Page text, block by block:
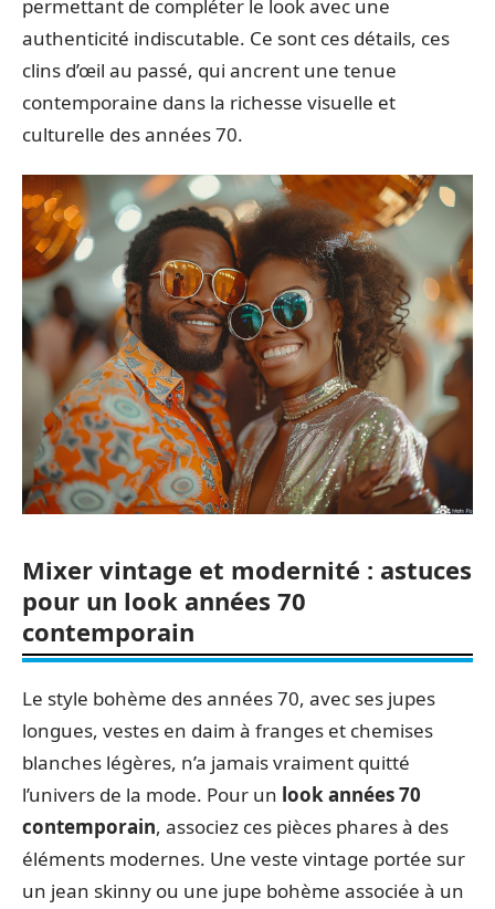
permettant de compléter le look avec une
authenticité indiscutable. Ce sont ces détails, ces
clins d’œil au passé, qui ancrent une tenue
contemporaine dans la richesse visuelle et
culturelle des années 70.
Mixer vintage et modernité : astuces
pour un look années 70
contemporain
Le style bohème des années 70, avec ses jupes
longues, vestes en daim à franges et chemises
blanches légères, n’a jamais vraiment quitté
l’univers de la mode. Pour un look années 70
contemporain, associez ces pièces phares à des
éléments modernes. Une veste vintage portée sur
un jean skinny ou une jupe bohème associée à un